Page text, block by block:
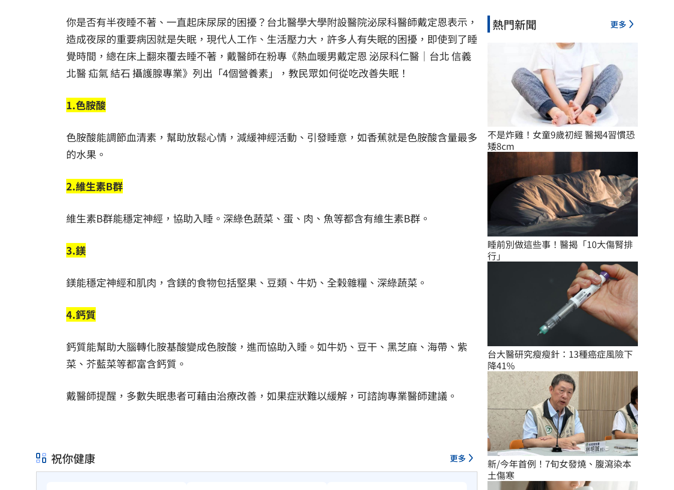
你是否有半夜睡不著、一直起床尿尿的困擾？台北醫學大學附設醫院泌尿科醫師戴定恩表示，
造成夜尿的重要病因就是失眠，現代人工作、生活壓力大，許多人有失眠的困擾，即使到了睡
覺時間，總在床上翻來覆去睡不著，戴醫師在粉專《熱血暖男戴定恩 泌尿科仁醫｜台北 信義
北醫 疝氣 結石 攝護腺專業》列出「4個營養素」，教民眾如何從吃改善失眠！
1.色胺酸
色胺酸能調節血清素，幫助放鬆心情，減緩神經活動、引發睡意，如香蕉就是色胺酸含量最多
的水果。
2.維生素B群
維生素B群能穩定神經，協助入睡。深綠色蔬菜、蛋、肉、魚等都含有維生素B群。
3.鎂
鎂能穩定神經和肌肉，含鎂的食物包括堅果、豆類、牛奶、全榖雜糧、深綠蔬菜。
4.鈣質
鈣質能幫助大腦轉化胺基酸變成色胺酸，進而協助入睡。如牛奶、豆干、黑芝麻、海帶、紫
菜、芥藍菜等都富含鈣質。
戴醫師提醒，多數失眠患者可藉由治療改善，如果症狀難以緩解，可諮詢專業醫師建議。
祝你健康 更多
熱門新聞 更多
不是炸雞！女童9歲初經 醫揭4習慣恐
矮8cm
睡前別做這些事！醫揭「10大傷腎排
行」
台大醫研究瘦瘦針：13種癌症風險下
降41%
新/今年首例！7旬女發燒、腹瀉染本
土傷寒